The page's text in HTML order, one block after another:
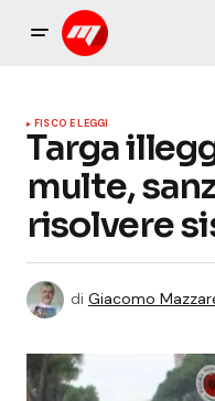
FISCO E LEGGI
Targa
multe,
risolvere
di Giacomo